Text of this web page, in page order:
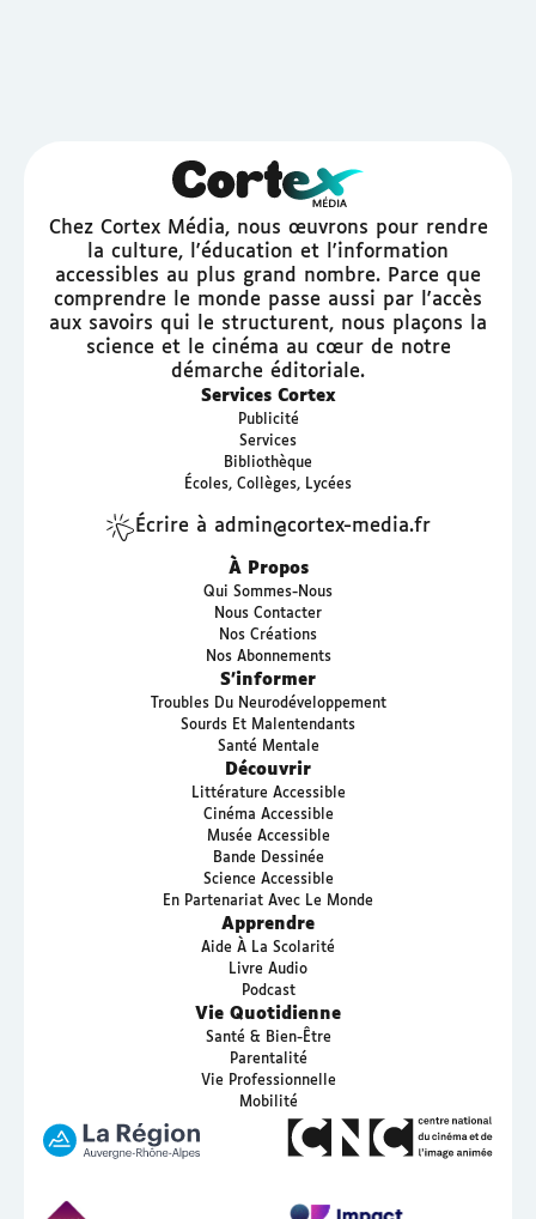
Chez Cortex Média, nous œuvrons pour rendre
la culture, l'éducation et l'information
accessibles au plus grand nombre. Parce que
comprendre le monde passe aussi par l'accès
aux savoirs qui le structurent, nous plaçons la
science et le cinéma au cœur de notre
démarche éditoriale.
Services Cortex
Publicité
Services
Bibliothèque
Écoles, Collèges, Lycées
Écrire à admin@cortex-media.fr
À Propos
Qui Sommes-Nous
Nous Contacter
Nos Créations
Nos Abonnements
S’informer
Troubles Du Neurodéveloppement
Sourds Et Malentendants
Santé Mentale
Découvrir
Littérature Accessible
Cinéma Accessible
Musée Accessible
Bande Dessinée
Science Accessible
En Partenariat Avec Le Monde
Apprendre
Aide À La Scolarité
Livre Audio
Podcast
Vie Quotidienne
Santé & Bien-Être
Parentalité
Vie Professionnelle
Mobilité